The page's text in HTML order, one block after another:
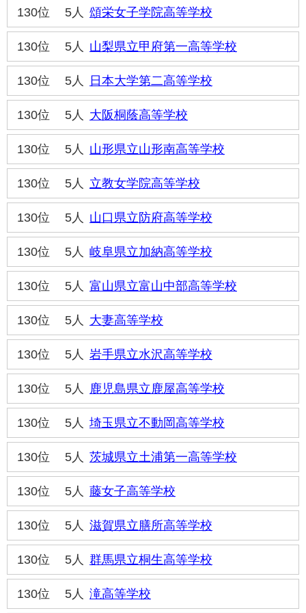
130位 5人 頌栄女子学院高等学校
130位 5人 山梨県立甲府第一高等学校
130位 5人 日本大学第二高等学校
130位 5人 大阪桐蔭高等学校
130位 5人 山形県立山形南高等学校
130位 5人 立教女学院高等学校
130位 5人 山口県立防府高等学校
130位 5人 岐阜県立加納高等学校
130位 5人 富山県立富山中部高等学校
130位 5人 大妻高等学校
130位 5人 岩手県立水沢高等学校
130位 5人 鹿児島県立鹿屋高等学校
130位 5人 埼玉県立不動岡高等学校
130位 5人 茨城県立土浦第一高等学校
130位 5人 藤女子高等学校
130位 5人 滋賀県立膳所高等学校
130位 5人 群馬県立桐生高等学校
130位 5人 滝高等学校